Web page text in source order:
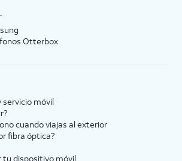
Otterbox
móvil
cuando viajas al exterior
fibra óptica?
tu dispositivo móvil